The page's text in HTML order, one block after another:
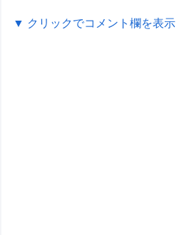
▼ クリックでコメント欄を表示